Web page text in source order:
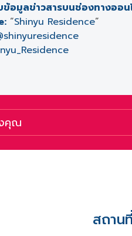
ข้อมูลข่าวสารบนช่องทางออน
“Shinyu Residence”
สถาน